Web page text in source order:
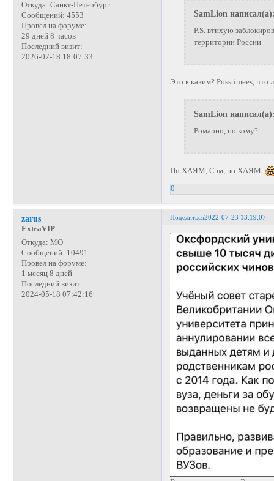
Откуда: Санкт-Петербург
Сообщений: 4553
Провел на форуме:
29 дней 8 часов
Последний визит:
2026-07-18 18:07:33
SamLion
P.S. втихую
территории России
Это к каким? Posstimees, что
SamLion
Ромарио, по кому?
По ХАЯМ, Сэм, по ХАЯМ.
0
Поделиться2022-07-23 13:19:07
zarus
ExtraVIP
Откуда: МО
Сообщений: 10491
Провел на форуме:
1 месяц 8 дней
Последний визит:
2024-05-18 07:42:16